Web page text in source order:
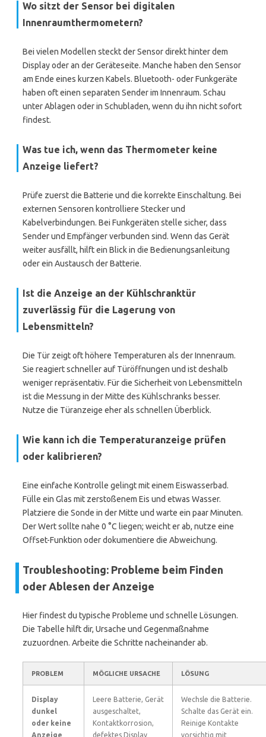
Wo sitzt der Sensor bei digitalen
Innenraumthermometern?
Bei vielen Modellen steckt der Sensor direkt hinter dem
Display oder an der Geräteseite. Manche haben den Sensor
am Ende eines kurzen Kabels. Bluetooth- oder Funkgeräte
haben oft einen separaten Sender im Innenraum. Schau
unter Ablagen oder in Schubladen, wenn du ihn nicht sofort
findest.
Was tue ich, wenn das Thermometer keine
Anzeige liefert?
Prüfe zuerst die Batterie und die korrekte Einschaltung. Bei
externen Sensoren kontrolliere Stecker und
Kabelverbindungen. Bei Funkgeräten stelle sicher, dass
Sender und Empfänger verbunden sind. Wenn das Gerät
weiter ausfällt, hilft ein Blick in die Bedienungsanleitung
oder ein Austausch der Batterie.
Ist die Anzeige an der Kühlschranktür
zuverlässig für die Lagerung von
Lebensmitteln?
Die Tür zeigt oft höhere Temperaturen als der Innenraum.
Sie reagiert schneller auf Türöffnungen und ist deshalb
weniger repräsentativ. Für die Sicherheit von Lebensmitteln
ist die Messung in der Mitte des Kühlschranks besser.
Nutze die Türanzeige eher als schnellen Überblick.
Wie kann ich die Temperaturanzeige prüfen
oder kalibrieren?
Eine einfache Kontrolle gelingt mit einem Eiswasserbad.
Fülle ein Glas mit zerstoßenem Eis und etwas Wasser.
Platziere die Sonde in der Mitte und warte ein paar Minuten.
Der Wert sollte nahe 0 °C liegen; weicht er ab, nutze eine
Offset-Funktion oder dokumentiere die Abweichung.
Troubleshooting: Probleme beim Finden
oder Ablesen der Anzeige
Hier findest du typische Probleme und schnelle Lösungen.
Die Tabelle hilft dir, Ursache und Gegenmaßnahme
zuzuordnen. Arbeite die Schritte nacheinander ab.
PROBLEM MÖGLICHE URSACHE LÖSUNG
Display
dunkel
oder keine
Anzeige
Leere Batterie, Gerät
ausgeschaltet,
Kontaktkorrosion,
defektes Display
Wechsle die Batterie.
Schalte das Gerät ein.
Reinige Kontakte
vorsichtig mit